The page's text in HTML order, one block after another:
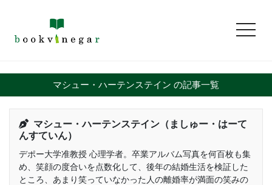
マシュー・ハーテンステイン の記事一覧
マシュー・ハーテンステイン（ましゅー・はーて
んすていん）
デポー大学准教授 心理学者。卒業アルバム写真を何百枚も集
め、笑顔の度合いを点数化して、後年の結婚生活を検証した
ところ、あまり笑っていなかった人の離婚率が満面の笑みの